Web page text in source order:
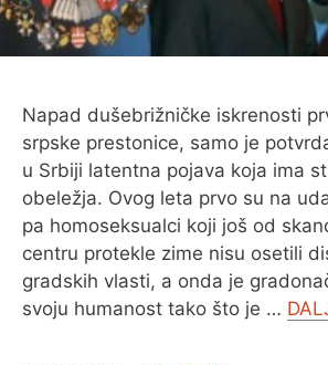
Napad dušebrižničke iskrenosti
srpske prestonice, samo je
u Srbiji latentna pojava koja ima
obeležja. Ovog leta prvo su na
pa homoseksualci koji još od
centru protekle zime nisu osetili
gradskih vlasti, a onda je
svoju humanost tako što je …